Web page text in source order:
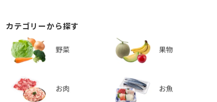
カテゴリーから探す